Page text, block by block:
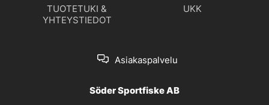
TUOTETUKI &
YHTEYSTIEDOT
UKK
Asiakaspalvelu
Söder Sportfiske AB